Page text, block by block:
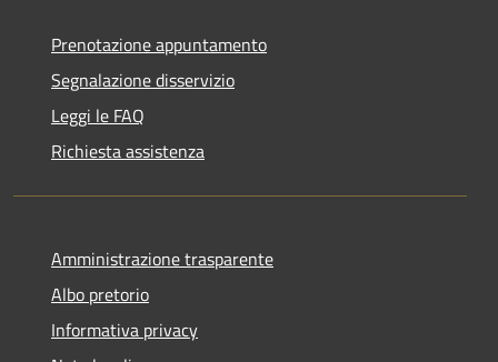
Prenotazione appuntamento
Segnalazione disservizio
Leggi le FAQ
Richiesta assistenza
Amministrazione trasparente
Albo pretorio
Informativa privacy